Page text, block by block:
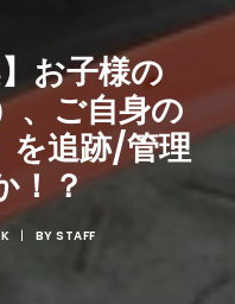
お子様の
、ご自身の
を追跡/管理
！？
| BYSTAFF